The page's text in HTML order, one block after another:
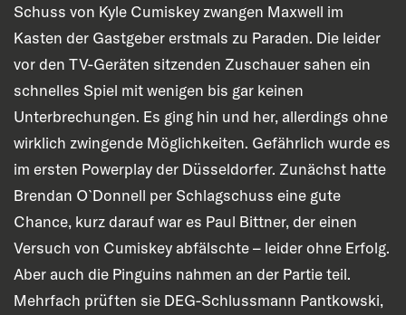
Schuss von Kyle Cumiskey zwangen Maxwell im
Kasten der Gastgeber erstmals zu Paraden. Die leider
vor den TV-Geräten sitzenden Zuschauer sahen ein
schnelles Spiel mit wenigen bis gar keinen
Unterbrechungen. Es ging hin und her, allerdings ohne
wirklich zwingende Möglichkeiten. Gefährlich wurde es
im ersten Powerplay der Düsseldorfer. Zunächst hatte
Brendan O`Donnell per Schlagschuss eine gute
Chance, kurz darauf war es Paul Bittner, der einen
Versuch von Cumiskey abfälschte – leider ohne Erfolg.
Aber auch die Pinguins nahmen an der Partie teil.
Mehrfach prüften sie DEG-Schlussmann Pantkowski,